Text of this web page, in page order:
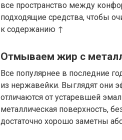
все пространство между
подходящие средства, чтобы
к содержанию ↑
Отмываем жир с
Все популярнее в последние
из нержавейки. Выглядят они
отличаются от устаревшей
металлическая поверхность,
достаточно хорошо заметны